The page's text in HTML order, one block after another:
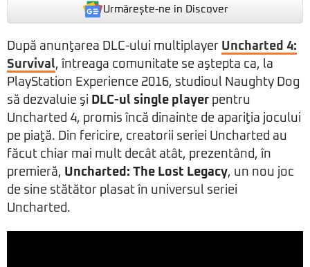
Urmărește-ne in Discover
După anunţarea DLC-ului multiplayer Uncharted 4:
Survival, întreaga comunitate se aştepta ca, la
PlayStation Experience 2016, studioul Naughty Dog
să dezvaluie şi DLC-ul single player pentru
Uncharted 4, promis încă dinainte de apariţia jocului
pe piaţă. Din fericire, creatorii seriei Uncharted au
făcut chiar mai mult decât atât, prezentând, în
premieră, Uncharted: The Lost Legacy, un nou joc
de sine stătător plasat în universul seriei
Uncharted.